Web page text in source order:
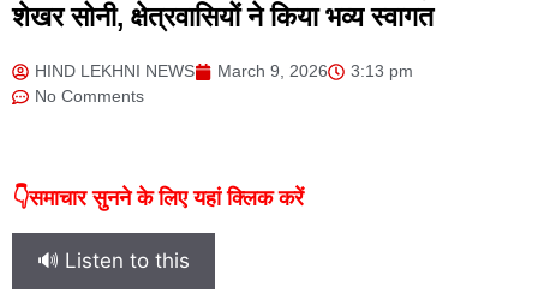
शेखर सोनी, क्षेत्रवासियों ने किया भव्य स्वागत
HIND LEKHNI NEWS March 9, 2026
3:13 pm
No Comments
👇समाचार सुनने के लिए यहां क्लिक करें
🔊 Listen to this